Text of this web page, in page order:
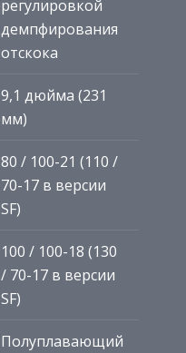
регулировкой
демпфирования
отскока
9,1 дюйма (231
мм)
80 / 100-21 (110 /
70-17 в версии
SF)
100 / 100-18 (130
/ 70-17 в версии
SF)
Полуплавающий